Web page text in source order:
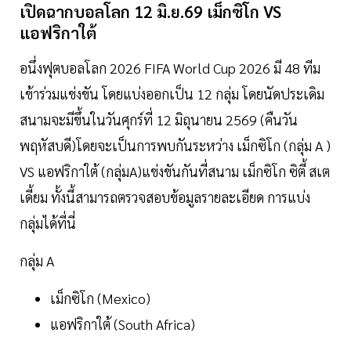
เปิดฉากบอลโลก 12 มิ.ย.69 เม็กซิโก VS
แอฟริกาใต้
อนึ่งฟุตบอลโลก 2026 FIFA World Cup 2026 มี 48 ทีม
เข้าร่วมแข่งขัน โดยแบ่งออกเป็น 12 กลุ่ม โดยนัดประเดิม
สนามจะมีขึ้นในวันศุกร์ที่ 12 มิถุนายน 2569 (คืนวัน
พฤหัสบดี)โดยจะเป็นการพบกันระหว่าง เม็กซิโก (กลุ่ม A )
VS แอฟริกาใต้ (กลุ่มA)แข่งขันกันที่สนาม เม็กซิโก ซิตี้ สเต
เดี้ยม ทั้งนี้สามารถตรวจสอบข้อมูลรายละเอียด การแบ่ง
กลุ่มได้ที่นี่
กลุ่ม A
เม็กซิโก (Mexico)
แอฟริกาใต้ (South Africa)